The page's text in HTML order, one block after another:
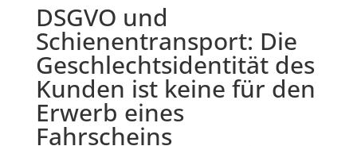
DSGVO und
Schienentransport: Die
Geschlechtsidentität des
Kunden ist keine für den
Erwerb eines
Fahrscheins